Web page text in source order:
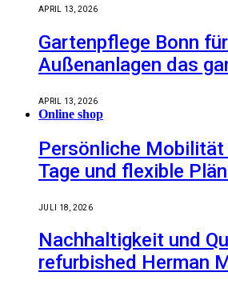
APRIL 13, 2026
Gartenpflege Bonn
Außenanlagen das
APRIL 13, 2026
Online shop
Persönliche
Tage und flexible
JULI 18, 2026
Nachhaltigkeit und
refurbished Herman